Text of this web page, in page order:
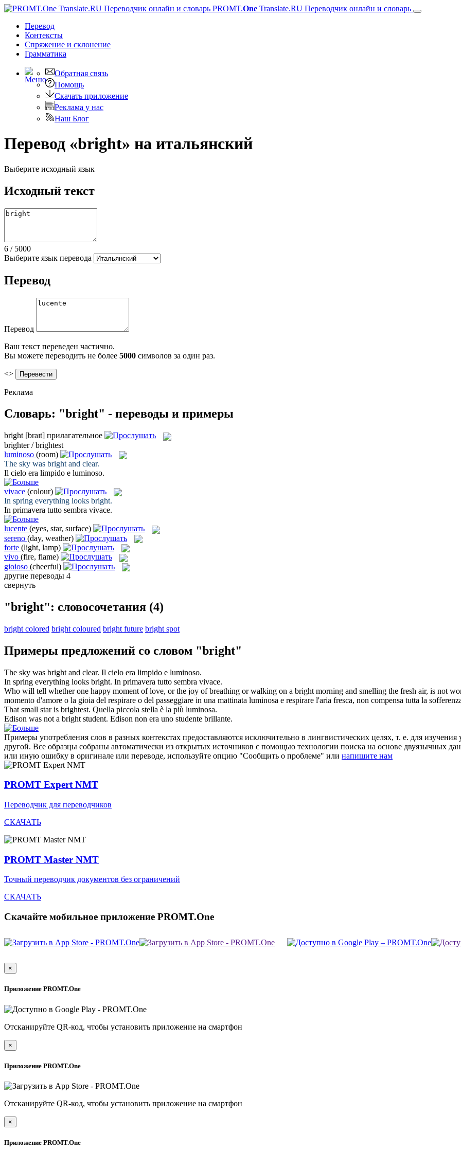
PROMT.One Translate.RU Переводчик онлайн и словарь
Перевод
Контексты
Спряжение и склонение
Грамматика
Обратная связь
Помощь
Скачать приложение
Реклама у нас
Наш Блог
Перевод «bright» на итальянский
Выберите исходный язык
Исходный текст
6 / 5000
Выберите язык перевода
Перевод
Перевод
Ваш текст переведен частично.
Вы можете переводить не более 5000 символов за один раз.
<>
Реклама
Словарь: "bright" - переводы и примеры
bright [braɪt] прилагательное
brighter / brightest
luminoso (room)
The sky was bright and clear.
Il cielo era limpido e luminoso.
vivace (colour)
In spring everything looks bright.
In primavera tutto sembra vivace.
lucente (eyes, star, surface)
sereno (day, weather)
forte (light, lamp)
vivo (fire, flame)
gioioso (cheerful)
другие переводы 4
свернуть
"bright": словосочетания (4)
bright colored bright coloured bright future bright spot
Примеры предложений со словом "bright"
The sky was bright and clear. Il cielo era limpido e luminoso.
In spring everything looks bright. In primavera tutto sembra vivace.
Who will tell whether one happy moment of love, or the joy of breathing or walking on a bright morning and smelling the fresh air, is not
momento d'amore o la gioia del respirare o del passeggiare in una mattinata luminosa e respirare l'aria fresca, non compensa tutta la
That small star is brightest. Quella piccola stella è la più luminosa.
Edison was not a bright student. Edison non era uno studente brillante.
Примеры употребления слов в разных контекстах предоставляются исключительно в лингвистических целях, т. е. для
другой. Все образцы собраны автоматически из открытых источников с помощью технологии поиска на основе двуязычных
или иную ошибку в оригинале или переводе, используйте опцию "Сообщить о проблеме" или напишите нам
PROMT Expert NMT
Переводчик для переводчиков
СКАЧАТЬ
PROMT Master NMT
Точный переводчик документов без ограничений
СКАЧАТЬ
Скачайте мобильное приложение PROMT.One
×
Приложение PROMT.One
Отсканируйте QR-код, чтобы установить приложение на смартфон
×
Приложение PROMT.One
Отсканируйте QR-код, чтобы установить приложение на смартфон
×
Приложение PROMT.One